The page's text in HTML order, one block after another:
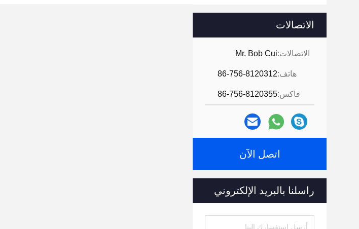
الاتصالات
الاتصالات:Mr. Bob Cui
هاتف:86-756-8120312
فاكس:86-756-8120355
اتصل الآن
راسلنا بالبريد الإلكتروني